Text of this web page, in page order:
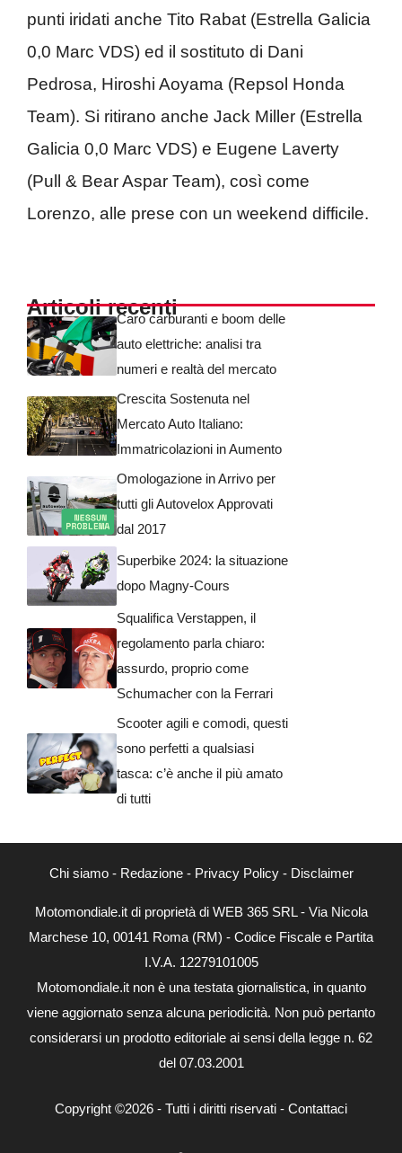
punti iridati anche Tito Rabat (Estrella Galicia
0,0 Marc VDS) ed il sostituto di Dani
Pedrosa, Hiroshi Aoyama (Repsol Honda
Team). Si ritirano anche Jack Miller (Estrella
Galicia 0,0 Marc VDS) e Eugene Laverty
(Pull & Bear Aspar Team), così come
Lorenzo, alle prese con un weekend difficile.
Articoli recentiCaro carburanti e boom delle
auto elettriche: analisi tra
numeri e realtà del mercato
Crescita Sostenuta nel
Mercato Auto Italiano:
Immatricolazioni in Aumento
Omologazione in Arrivo per
tutti gli Autovelox Approvati
dal 2017
Superbike 2024: la situazione
dopo Magny-Cours
Squalifica Verstappen, il
regolamento parla chiaro:
assurdo, proprio come
Schumacher con la Ferrari
Scooter agili e comodi, questi
sono perfetti a qualsiasi
tasca: c’è anche il più amato
di tutti
Chi siamo- Redazione- Privacy Policy- Disclaimer
Motomondiale.it di proprietà di WEB 365 SRL - Via Nicola
Marchese 10, 00141 Roma (RM) - Codice Fiscale e Partita
I.V.A. 12279101005
Motomondiale.it non è una testata giornalistica, in quanto
viene aggiornato senza alcuna periodicità. Non può pertanto
considerarsi un prodotto editoriale ai sensi della legge n. 62
del 07.03.2001
Copyright ©2026 - Tutti i diritti riservati - Contattaci